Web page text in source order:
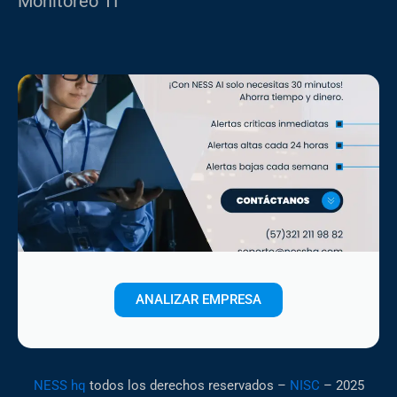
ANALIZAR EMPRESA
NESS hq todos los derechos reservados – NISC – 2025